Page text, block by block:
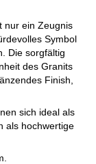
nur ein Zeugnis
Symbol
Die sorgfältig
des Granits
Finish,
sich ideal als
als hochwertige